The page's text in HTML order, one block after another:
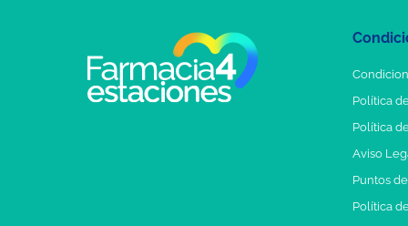
Política
Política
Aviso
Puntos
Política